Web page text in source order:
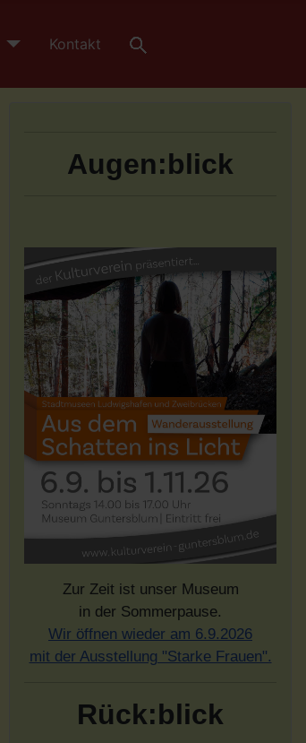
Kontakt
Augen:blick
Zur Zeit ist unser Museum
in der Sommerpause.
Wir öffnen wieder am 6.9.2026
mit der Ausstellung "Starke Frauen".
Rück:blick